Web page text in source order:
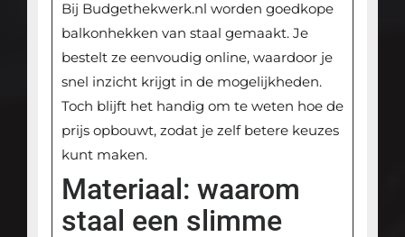
Bij Budgethekwerk.nl worden goedkope
balkonhekken van staal gemaakt. Je
bestelt ze eenvoudig online, waardoor je
snel inzicht krijgt in de mogelijkheden.
Toch blijft het handig om te weten hoe de
prijs opbouwt, zodat je zelf betere keuzes
kunt maken.
Materiaal: waarom
staal een slimme